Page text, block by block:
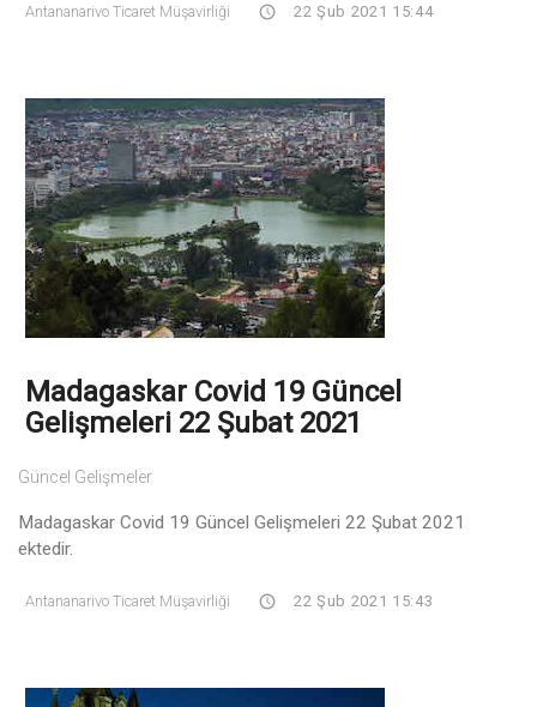
Antananarivo Ticaret Müşavirliği 22 Şub 2021 15:44
Madagaskar Covid 19 Güncel
Gelişmeleri 22 Şubat 2021
Güncel Gelişmeler
Madagaskar Covid 19 Güncel Gelişmeleri 22 Şubat 2021
ektedir.
Antananarivo Ticaret Müşavirliği 22 Şub 2021 15:43